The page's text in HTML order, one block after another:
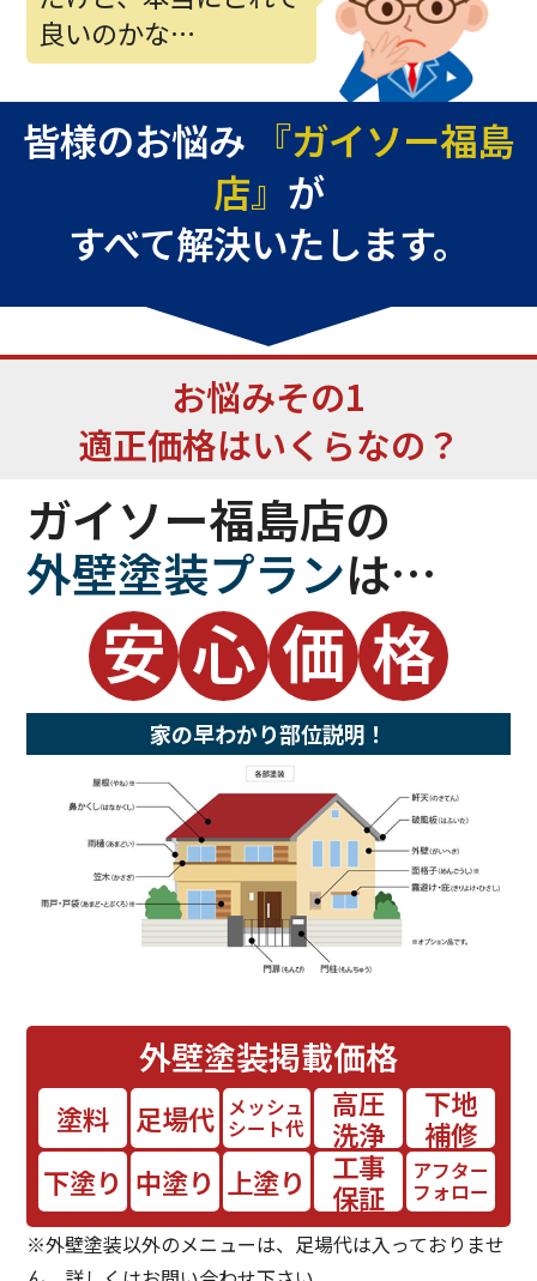
良いのかな…
皆様のお悩み 『ガイソー福島
店』 が
すべて解決いたします。
お悩みその1
適正価格はいくらなの？
ガイソー福島店の
外壁塗装プランは…
安 心 価 格
家の早わかり部位説明！
外壁塗装掲載価格
塗料 足場代 メッシュ
シート代
高圧
洗浄
下地
補修
下塗り 中塗り 上塗り
工事
保証
アフター
フォロー
※外壁塗装以外のメニューは、足場代は入っておりませ